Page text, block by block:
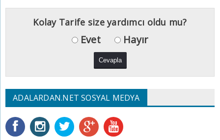
Kolay Tarife size yardımcı oldu mu?
Evet Hayır
ADALARDAN.NET SOSYAL MEDYA